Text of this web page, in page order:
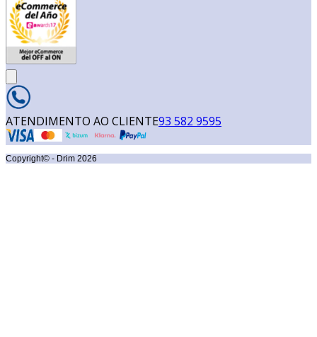
ATENDIMENTO AO CLIENTE93 582 9595
Copyright© - Drim 2026